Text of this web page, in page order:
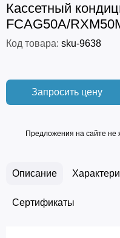
Кассетный
FCAG50A/
Код товара: sku-9638
Запросить цену
Предложения на сайте не
Описание
Сертификаты